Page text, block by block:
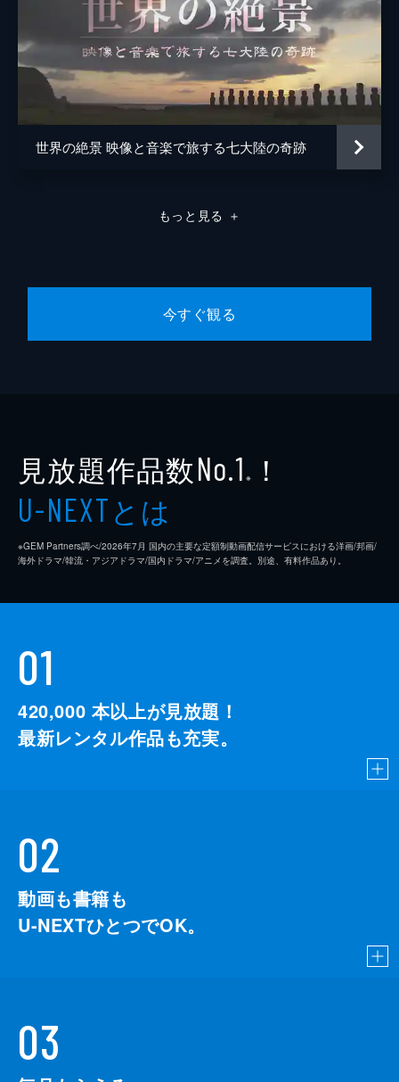
世界の絶景 映像と音楽で旅する七大陸の奇跡
もっと見る ＋
今すぐ観る
見放題作品数No.1 ※ ！
U-NEXTとは
※GEM Partners調べ/2026年7⽉ 国内の主要な定額制動画配信サービスにおける洋画/邦画/
海外ドラマ/韓流・アジアドラマ/国内ドラマ/アニメを調査。別途、有料作品あり。
01
420,000 本以上が見放題！
最新レンタル作品も充実。
02
動画も書籍も
U-NEXTひとつでOK。
03